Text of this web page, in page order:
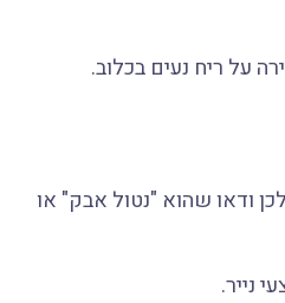
על ריח נעים בכלוב.
ודאו שהוא "נטול אבק" או
נייר.